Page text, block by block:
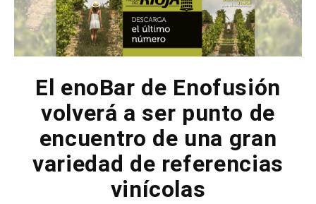
El enoBar de Enofusión
volverá a ser punto de
encuentro de una gran
variedad de referencias
vinícolas